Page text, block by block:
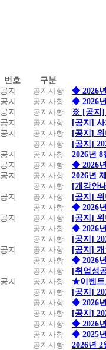
지
사
항
번호
구분
공지
공지사항
◆ 2026
공지
공지사항
◆ 2026
공지
공지사항
※ [공지]
공지
공지사항
[공지]
공지
공지사항
[공지]
공지사항
[공지]
공지
공지사항
2026년
공지
공지사항
◆ 2026
공지
공지사항
2026년
공지사항
[개강안
공지
공지사항
[공지]
공지사항
◆ 2026
공지
공지사항
[공지]
공지사항
◆ 2026
공지사항
[공지]
공지
공지사항
[공지]
공지사항
◆ 2026
공지사항
[취업성
공지
공지사항
★이벤트
공지사항
[공지]
공지사항
◆ 2026
공지사항
[공지]
공지사항
◆ 2026
공지사항
◆ 2025
공지사항
2026년